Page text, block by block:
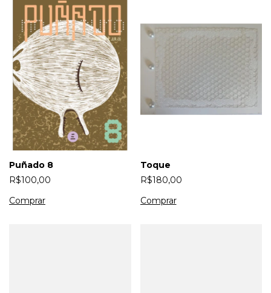
Puñado 8
R$100,00
Toque
R$180,00